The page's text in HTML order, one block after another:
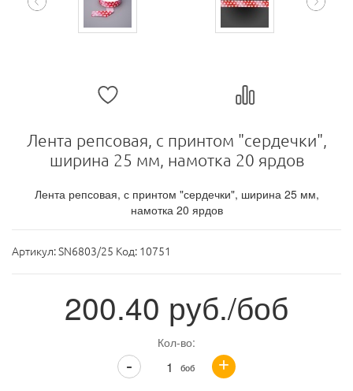
Лента репсовая, с принтом "сердечки",
ширина 25 мм, намотка 20 ярдов
Лента репсовая, с принтом "сердечки", ширина 25 мм,
намотка 20 ярдов
Артикул:SN6803/25 Код: 10751
200.40 руб./боб
Кол-во:
боб +
-